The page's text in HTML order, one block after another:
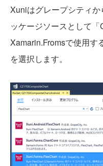
Xuniはグレープシティ
ッケージソースとして
Xamarin.Fromsで使用す
を選択します。